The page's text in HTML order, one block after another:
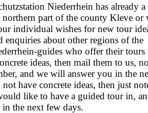
Niederrhein has already a
part of the county Kleve or
individual wishes for new tour
enquiries about other regions of the
guides who offer their tours
ideas, then mail them to us,
and we will answer you in the
have concrete ideas, then just
like to have a guided tour in,
the next few days.